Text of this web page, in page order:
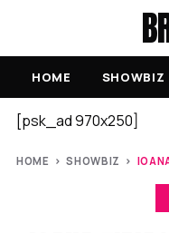
HOME SHOWBIZ
[psk_ad 970x250]
HOME ›SHOWBIZ ›